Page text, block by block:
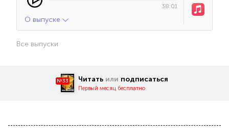
38:01
О выпуске
Все выпуски
№33 Читать или подписаться
Первый месяц бесплатно